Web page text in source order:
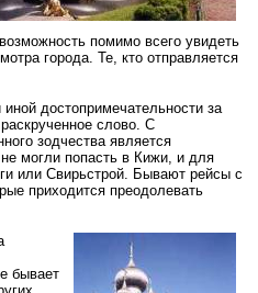
помимо всего увидеть
города. Те, кто отправляется
достопримечательности за
слово. С
зодчества является
могли попасть в Кижи, и для
или Свирьстрой. Бывают рейсы с
приходится преодолевать
бывает